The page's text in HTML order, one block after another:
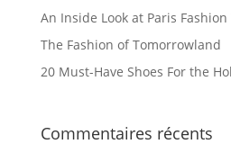
An Inside Look at Paris Fashion
The Fashion of Tomorrowland
20 Must-Have Shoes For the
Commentaires récents